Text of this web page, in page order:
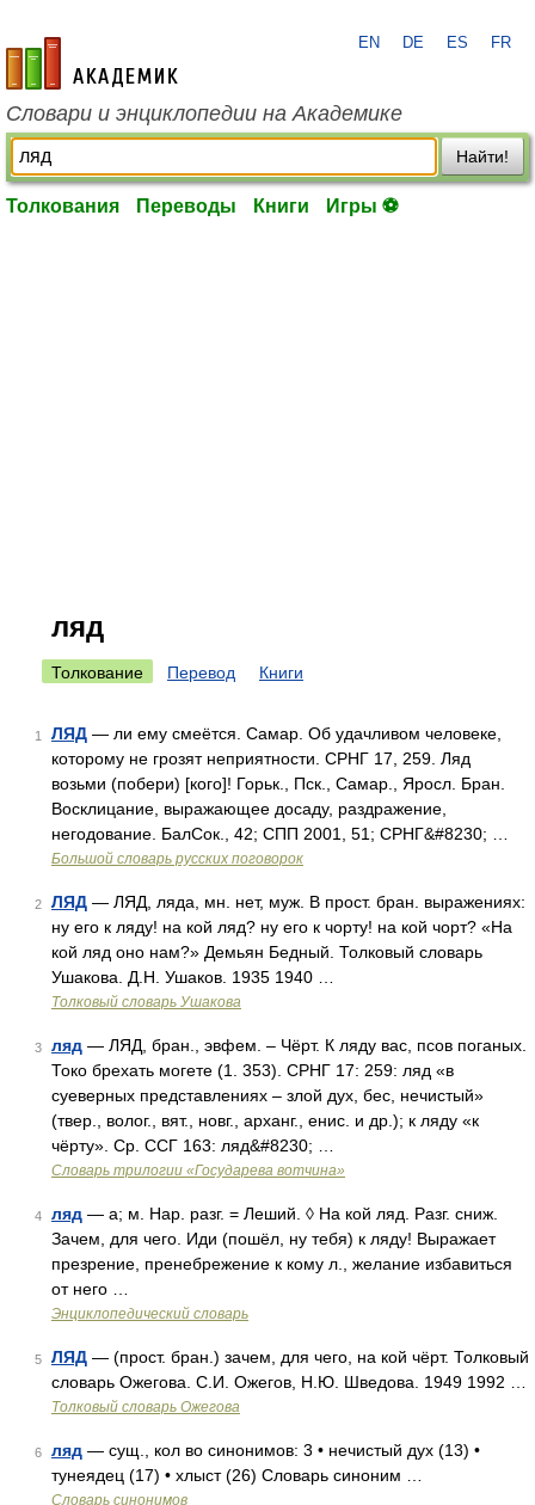
academic.ru
EN DE ES FR
Словари и энциклопедии на Академике
Найти!
Толкования Переводы Книги Игры ⚽
ляд
Толкование Перевод Книги
1 ЛЯД — ли ему смеётся. Самар. Об удачливом человеке,
которому не грозят неприятности. СРНГ 17, 259. Ляд
возьми (побери) [кого]! Горьк., Пск., Самар., Яросл. Бран.
Восклицание, выражающее досаду, раздражение,
негодование. БалСок., 42; СПП 2001, 51; СРНГ&#8230; …
Большой словарь русских поговорок
2 ЛЯД — ЛЯД, ляда, мн. нет, муж. В прост. бран. выражениях:
ну его к ляду! на кой ляд? ну его к чорту! на кой чорт? «На
кой ляд оно нам?» Демьян Бедный. Толковый словарь
Ушакова. Д.Н. Ушаков. 1935 1940 …
Толковый словарь Ушакова
3 ляд — ЛЯД, бран., эвфем. – Чёрт. К ляду вас, псов поганых.
Токо брехать могете (1. 353). СРНГ 17: 259: ляд «в
суеверных представлениях – злой дух, бес, нечистый»
(твер., волог., вят., новг., арханг., енис. и др.); к ляду «к
чёрту». Ср. ССГ 163: ляд&#8230; …
Словарь трилогии «Государева вотчина»
4 ляд — а; м. Нар. разг. = Леший. ◊ На кой ляд. Разг. сниж.
Зачем, для чего. Иди (пошёл, ну тебя) к ляду! Выражает
презрение, пренебрежение к кому л., желание избавиться
от него …
Энциклопедический словарь
5 ЛЯД — (прост. бран.) зачем, для чего, на кой чёрт. Толковый
словарь Ожегова. С.И. Ожегов, Н.Ю. Шведова. 1949 1992 …
Толковый словарь Ожегова
6 ляд — сущ., кол во синонимов: 3 • нечистый дух (13) •
тунеядец (17) • хлыст (26) Словарь синоним …
Словарь синонимов